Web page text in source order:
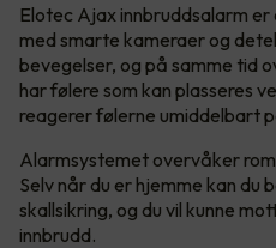
Elotec Ajax innbruddsalarm
med smarte kameraer og
bevegelser, og på samme tid
har følere som kan plasseres
reagerer følerne umiddelbart
Alarmsystemet overvåker
Selv når du er hjemme kan du
skallsikring, og du vil kunne
innbrudd.